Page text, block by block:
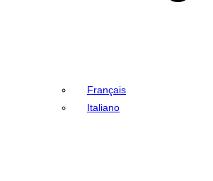
Français
Italiano